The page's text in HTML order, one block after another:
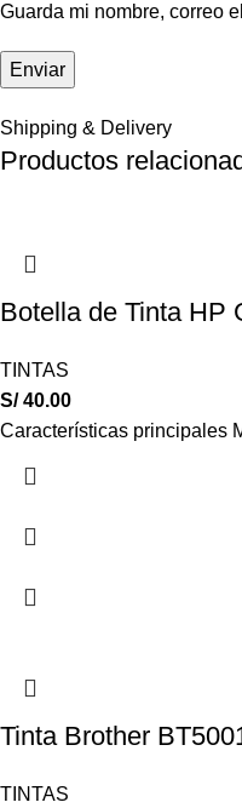
Guarda mi nombre, correo
Shipping & Delivery
Productos
Botella de Tinta HP
TINTAS
S/40.00
Características principales
Tinta Brother
TINTAS